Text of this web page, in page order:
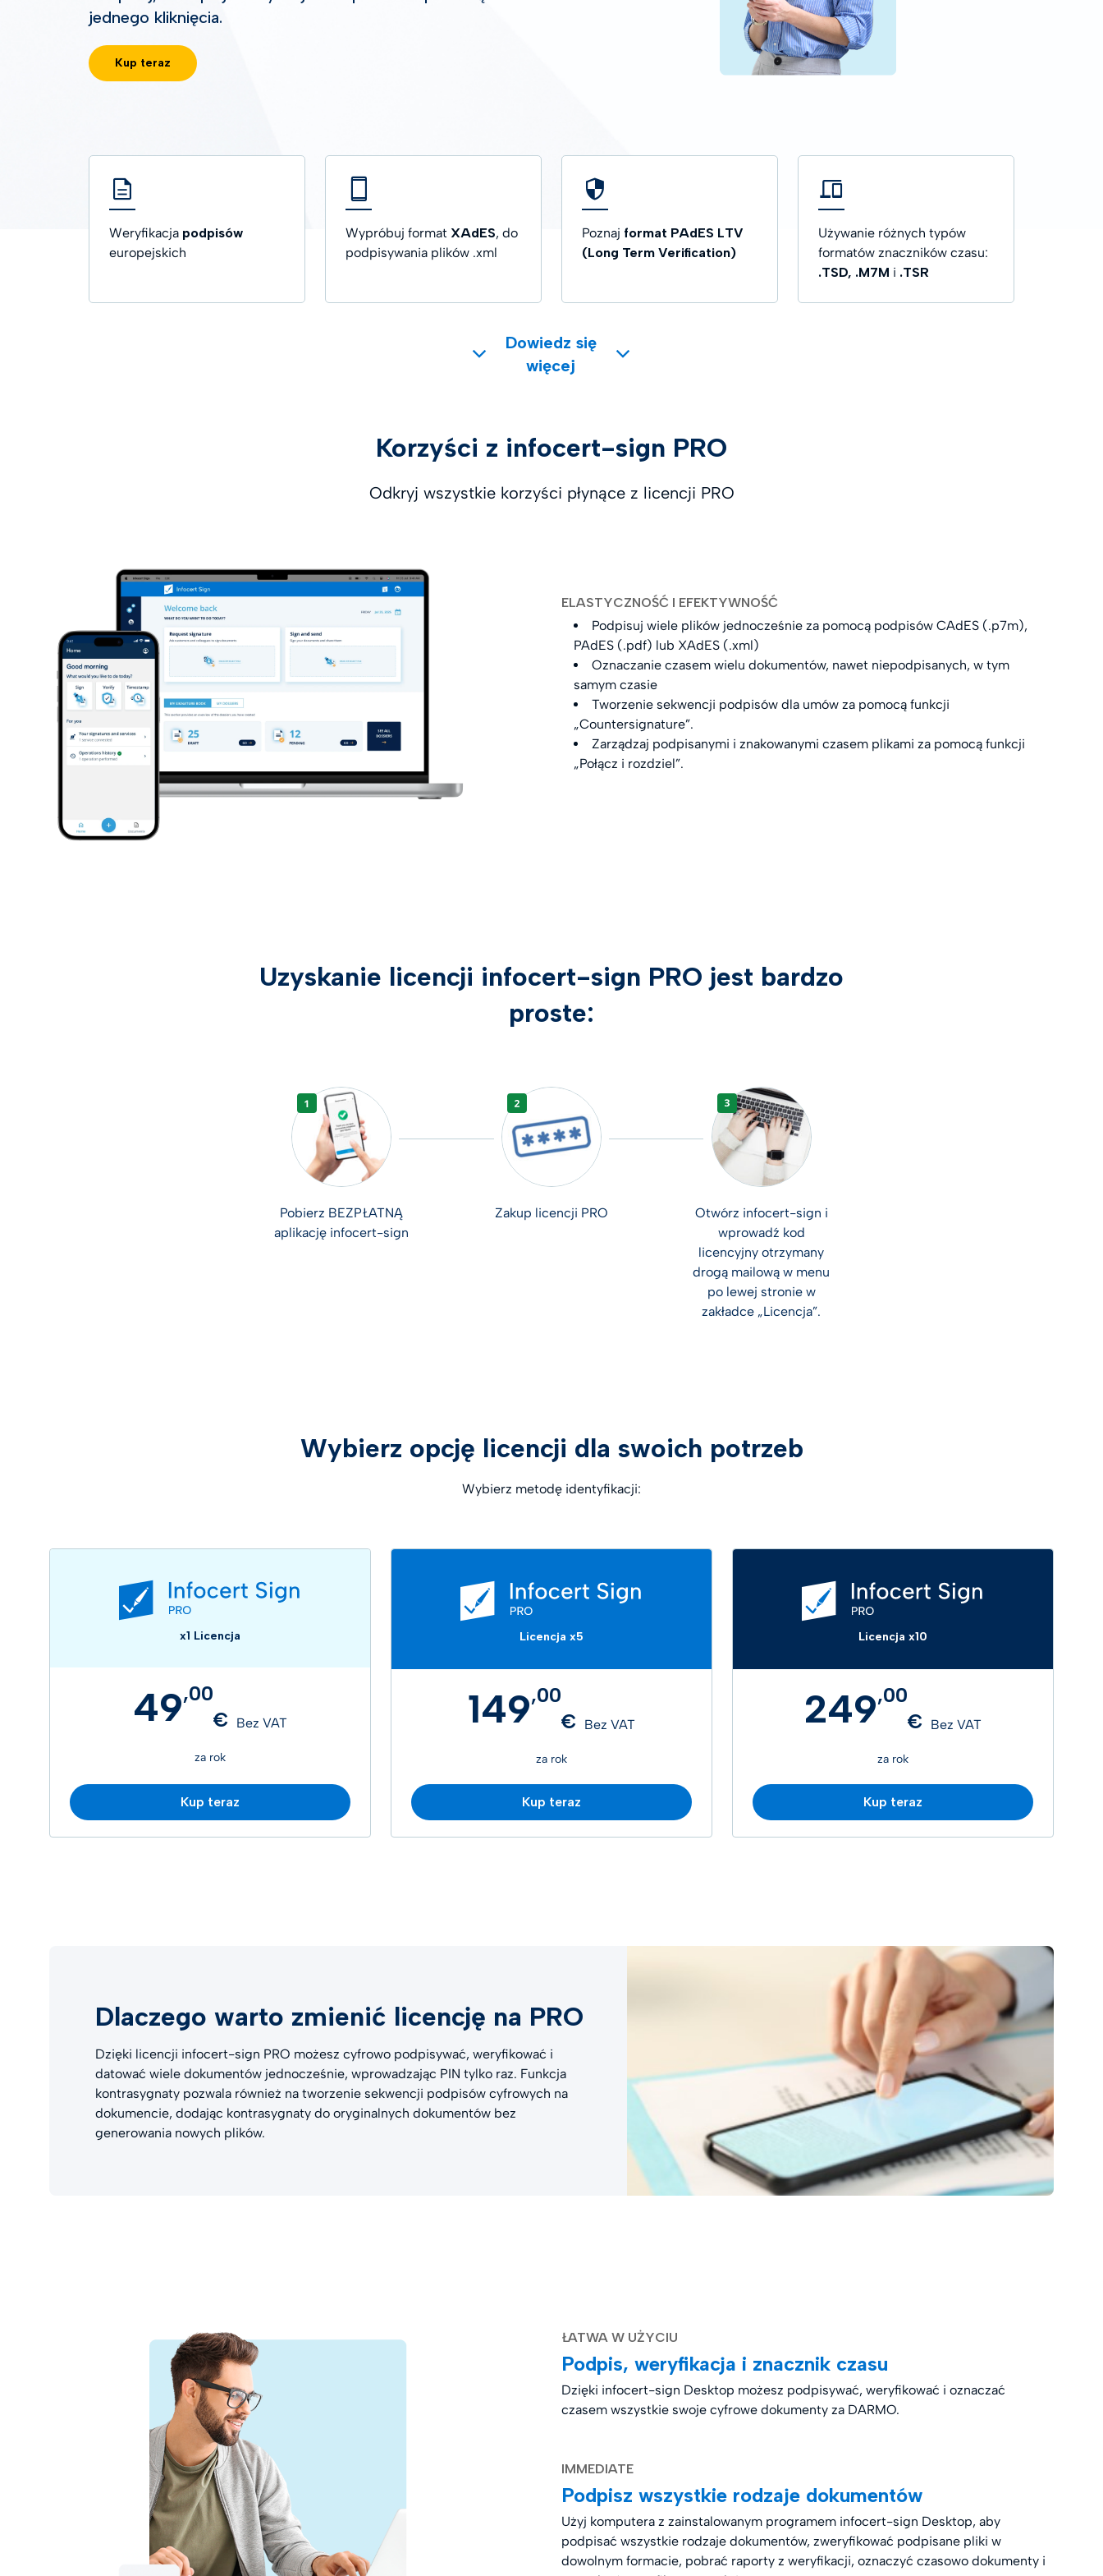
PRZYDATNE LINKI
Skontaktuj się z nami
PRZYDATNE LINKI
Dokumentacja
jednego kliknięcia.
Kup teraz
Weryfikacja podpisów
europejskich
Wypróbuj format XAdES, do
podpisywania plików .xml
Poznaj format PAdES LTV
(Long Term Verification)
Używanie różnych typów
formatów znaczników czasu:
.TSD, .M7M i .TSR
Dowiedz się
więcej
Korzyści z infocert-sign PRO
Odkryj wszystkie korzyści płynące z licencji PRO
ELASTYCZNOŚĆ I EFEKTYWNOŚĆ
Podpisuj wiele plików jednocześnie za pomocą podpisów CAdES (.p7m),
PAdES (.pdf) lub XAdES (.xml)
Oznaczanie czasem wielu dokumentów, nawet niepodpisanych, w tym
samym czasie
Tworzenie sekwencji podpisów dla umów za pomocą funkcji
„Countersignature”.
Zarządzaj podpisanymi i znakowanymi czasem plikami za pomocą funkcji
„Połącz i rozdziel”.
Uzyskanie licencji infocert-sign PRO jest bardzo
proste:
Pobierz BEZPŁATNĄ
aplikację infocert-sign
Zakup licencji PRO
Otwórz infocert-sign i
wprowadź kod
licencyjny otrzymany
drogą mailową w menu
po lewej stronie w
zakładce „Licencja”.
Wybierz opcję licencji dla swoich potrzeb
Wybierz metodę identyfikacji:
x1 Licencja
49,00
€ Bez VAT
za rok
Kup teraz
Licencja x5
149,00
€ Bez VAT
za rok
Kup teraz
Licencja x10
249,00
€ Bez VAT
za rok
Kup teraz
Dlaczego warto zmienić licencję na PRO
Dzięki licencji infocert-sign PRO możesz cyfrowo podpisywać, weryfikować i
datować wiele dokumentów jednocześnie, wprowadzając PIN tylko raz. Funkcja
kontrasygnaty pozwala również na tworzenie sekwencji podpisów cyfrowych na
dokumencie, dodając kontrasygnaty do oryginalnych dokumentów bez
generowania nowych plików.
ŁATWA W UŻYCIU
Podpis, weryfikacja i znacznik czasu
Dzięki infocert-sign Desktop możesz podpisywać, weryfikować i oznaczać
czasem wszystkie swoje cyfrowe dokumenty za DARMO.
IMMEDIATE
Podpisz wszystkie rodzaje dokumentów
Użyj komputera z zainstalowanym programem infocert-sign Desktop, aby
podpisać wszystkie rodzaje dokumentów, zweryfikować podpisane pliki w
dowolnym formacie, pobrać raporty z weryfikacji, oznaczyć czasowo dokumenty i